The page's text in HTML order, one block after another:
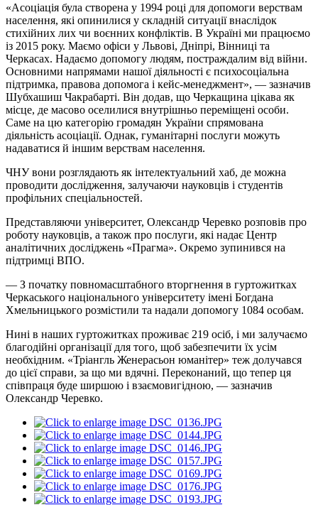
«Асоціація була створена у 1994 році для допомоги верствам
населення, які опинилися у складній ситуації внаслідок
стихійних лих чи воєнних конфліктів. В Україні ми працюємо
із 2015 року. Маємо офіси у Львові, Дніпрі, Вінниці та
Черкасах. Надаємо допомогу людям, постраждалим від війни.
Основними напрямами нашої діяльності є психосоціальна
підтримка, правова допомога і кейс-менеджмент», — зазначив
Шубхашиш Чакрабарті. Він додав, що Черкащина цікава як
місце, де масово оселилися внутрішньо переміщені особи.
Саме на цю категорію громадян України спрямована
діяльність асоціації. Однак, гуманітарні послуги можуть
надаватися й іншим верствам населення.
ЧНУ вони розглядають як інтелектуальний хаб, де можна
проводити дослідження, залучаючи науковців і студентів
профільних спеціальностей.
Представляючи університет, Олександр Черевко розповів про
роботу науковців, а також про послуги, які надає Центр
аналітичних досліджень «Прагма». Окремо зупинився на
підтримці ВПО.
— З початку повномасштабного вторгнення в гуртожитках
Черкаського національного університету імені Богдана
Хмельницького розмістили та надали допомогу 1084 особам.
Нині в наших гуртожитках проживає 219 осіб, і ми залучаємо
благодійні організації для того, щоб забезпечити їх усім
необхідним. «Тріангль Женерасьон юманітер» теж долучався
до цієї справи, за що ми вдячні. Переконаний, що тепер ця
співпраця буде ширшою і взаємовигідною, — зазначив
Олександр Черевко.